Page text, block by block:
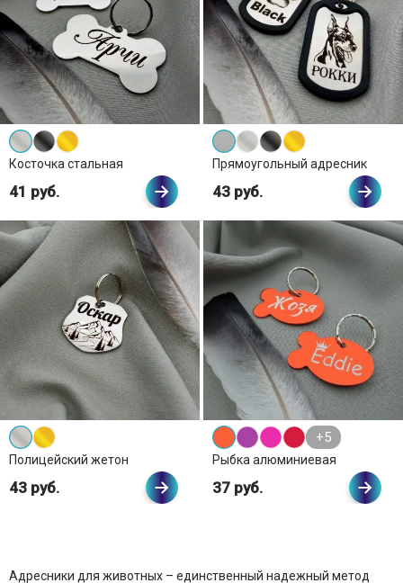
Косточка стальная
41 руб.
Прямоугольный адресник
43 руб.
Полицейский жетон
43 руб.
+5
Рыбка алюминиевая
37 руб.
Адресники для животных – единственный надежный метод